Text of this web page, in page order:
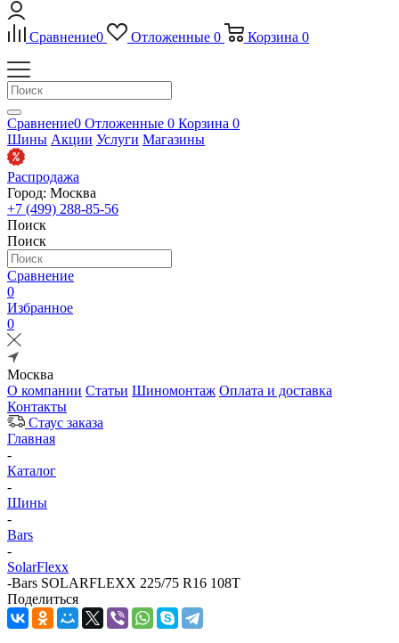
Сравнение0 Отложенные 0 Корзина 0
Сравнение0 Отложенные 0 Корзина 0
Шины Акции Услуги Магазины
Распродажа
Город: Москва
+7 (499) 288-85-56
Поиск
Поиск
Сравнение
0
Избранное
0
Москва
О компании Статьи Шиномонтаж Оплата и доставка
Контакты
Стаус заказа
Главная
-
Каталог
-
Шины
-
Bars
-
SolarFlexx
-Bars SOLARFLEXX 225/75 R16 108T
Поделиться